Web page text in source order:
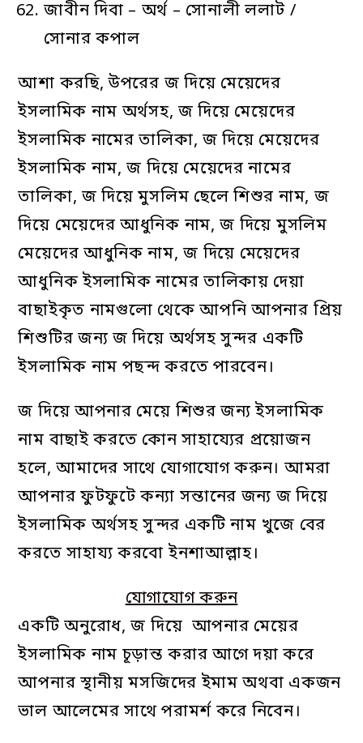
জাবীন দিবা – অর্থ – সোনালী ললাট /
সোনার কপাল
আশা করছি, উপরের জ দিয়ে মেয়েদের
ইসলামিক নাম অর্থসহ, জ দিয়ে মেয়েদের
ইসলামিক নামের তালিকা, জ দিয়ে মেয়েদের
ইসলামিক নাম, জ দিয়ে মেয়েদের নামের
তালিকা, জ দিয়ে মুসলিম ছেলে শিশুর নাম, জ
দিয়ে মেয়েদের আধুনিক নাম, জ দিয়ে মুসলিম
মেয়েদের আধুনিক নাম, জ দিয়ে মেয়েদের
আধুনিক ইসলামিক নামের তালিকায় দেয়া
বাছাইকৃত নামগুলো থেকে আপনি আপনার প্রিয়
শিশুটির জন্য জ দিয়ে অর্থসহ সুন্দর একটি
ইসলামিক নাম পছন্দ করতে পারবেন।
জ দিয়ে আপনার মেয়ে শিশুর জন্য ইসলামিক
নাম বাছাই করতে কোন সাহায্যের প্রয়োজন
হলে, আমাদের সাথে যোগাযোগ করুন। আমরা
আপনার ফুটফুটে কন্যা সন্তানের জন্য জ দিয়ে
ইসলামিক অর্থসহ সুন্দর একটি নাম খুজে বের
করতে সাহায্য করবো ইনশাআল্লাহ।
যোগাযোগ করুন
একটি অনুরোধ, জ দিয়ে আপনার মেয়ের
ইসলামিক নাম চূড়ান্ত করার আগে দয়া করে
আপনার স্থানীয় মসজিদের ইমাম অথবা একজন
ভাল আলেমের সাথে পরামর্শ করে নিবেন।